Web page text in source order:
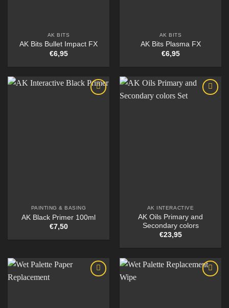
AK BITS
AK Bits Bullet Impact FX
€6,95
AK BITS
AK Bits Plasma FX
€6,95
PAINTING & BASING
AK Black Primer 100ml
€7,50
AK INTERACTIVE
AK Oils Primary and
Secondary colors
€23,95